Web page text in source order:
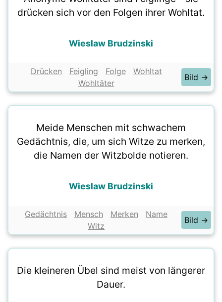
drücken sich vor den Folgen ihrer Wohltat.
Wieslaw Brudzinski
Drücken Feigling Folge
Wohltat
Wohltäter
Bild →
Meide Menschen mit schwachem
Gedächtnis, die, um sich Witze zu merken,
die Namen der Witzbolde notieren.
Wieslaw Brudzinski
Gedächtnis Mensch Merken
Name
Witz
Bild →
Die kleineren Übel sind meist von längerer
Dauer.